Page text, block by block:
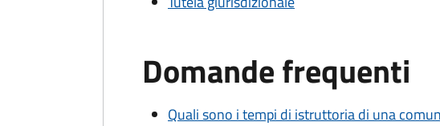
Domande frequenti
Quali sono i tempi di istruttoria di una